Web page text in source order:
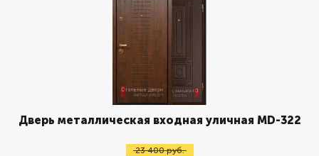
Дверь металлическая входная уличная MD-322
23 400 руб.